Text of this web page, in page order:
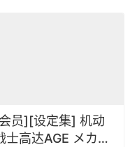
员][设定集] 机动
士高达AGE メカニ